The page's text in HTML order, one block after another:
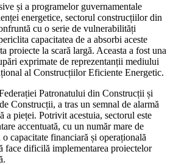
și a programelor guvernamentale
energetice, sectorul construcțiilor din
cu o serie de vulnerabilități
capacitatea de a absorbi aceste
proiecte la scară largă. Aceasta a fost una
exprimate de reprezentanții mediului
al Construcțiilor Eficiente Energetic.
Patronatului din Construcții și
Construcții, a tras un semnal de alarmă
a pieței. Potrivit acestuia, sectorul este
accentuată, cu un număr mare de
capacitate financiară și operațională
face dificilă implementarea proiectelor